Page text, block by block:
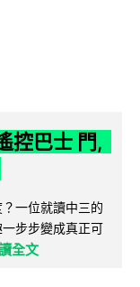
控巴士 門,
一位就讀中三的
步步變成真正可
全文